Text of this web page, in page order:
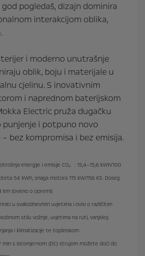
pogledaš, dizajn dominira
interakcijom oblika,
i moderno unutrašnje
oblik, boju i materijale u
cjelinu. S inovativnim
i naprednom baterijskom
Electric pruža dugačku
punjenje i potpuno novo
bez kompromisa i bez emisija.
energije i emisije CO₂: : 15,4–15,6 kWh/100
54 kWh, snaga motora 115 kW/156 KS. Doseg
km (ovisno o opremi).
u svakodnevnim uvjetima i ovisi o različitim
stilu vožnje, uvjetima na ruti, vanjskoj
i klimatizacije te toplinskom
min s istomjernom (DC) strujom možete doći do